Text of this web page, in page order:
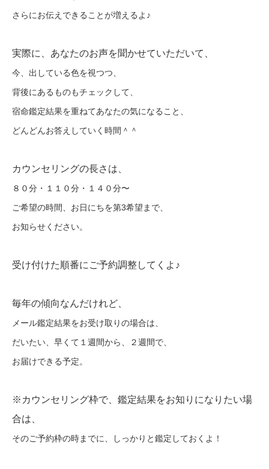
さらにお伝えできることが増えるよ♪
実際に、あなたのお声を聞かせていただいて、
今、出している色を視つつ、
背後にあるものもチェックして、
宿命鑑定結果を重ねてあなたの気になること、
どんどんお答えしていく時間＾＾
カウンセリングの長さは、
８０分・１１０分・１４０分〜
ご希望の時間、お日にちを第3希望まで、
お知らせください。
受け付けた順番にご予約調整してくよ♪
毎年の傾向なんだけれど、
メール鑑定結果をお受け取りの場合は、
だいたい、早くて１週間から、２週間で、
お届けできる予定。
※カウンセリング枠で、鑑定結果をお知りになりたい場
合は、
そのご予約枠の時までに、しっかりと鑑定しておくよ！